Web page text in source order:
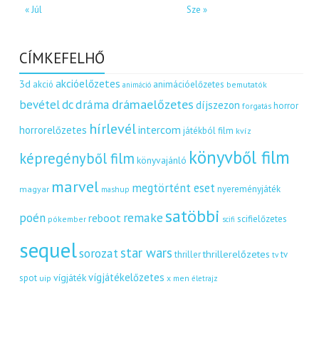
« Júl Sze »
CÍMKEFELHŐ
3d akció akcióelőzetes animáció animációelőzetes bemutatók
bevételdcdráma drámaelőzetes díjszezon forgatás horror
horrorelőzetes hírlevélintercom játékból film kvíz
képregényből film könyvajánló könyvből film
magyar marvel mashup megtörtént eset nyereményjáték
poén pókember reboot remakesatöbbi scifi scifielőzetes
sequelsorozatstar wars thriller thrillerelőzetes tv tv
spot uip vígjátékvígjátékelőzetes x men életrajz